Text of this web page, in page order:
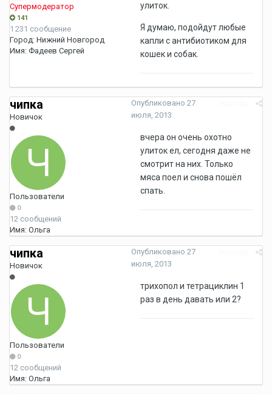
Супермодератор
141
1 231 сообщение
Город: Нижний Новгород
Имя: Фадеев Сергей
улиток.
Я думаю, подойдут любые
капли с антибиотиком для
кошек и собак.
чипка
Новичок
Пользователи
0
12 сообщений
Имя: Ольга
Опубликовано 27
июля, 2013
вчера он очень охотно
улиток ел, сегодня даже не
смотрит на них. Только
мяса поел и снова пошёл
спать.
чипка
Новичок
Пользователи
0
12 сообщений
Имя: Ольга
Опубликовано 27
июля, 2013
трихопол и тетрациклин 1
раз в день давать или 2?